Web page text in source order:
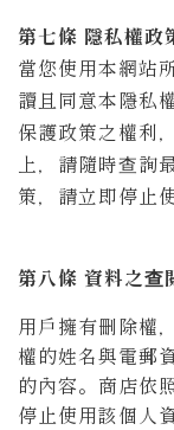
第七條 隱私權政
當您使用本網站
讀且同意本隱私
保護政策之權利
上，請隨時查詢
策，請立即停止
第八條 資料之查
用戶擁有刪除權
權的姓名與電郵
的內容。 商店依
停止使用該個人